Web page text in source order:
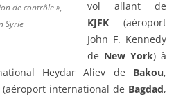
de contrôle »,
Syrie
vol allant de
KJFK (aéroport
John F. Kennedy
de New York) à
Heydar Aliev de Bakou,
(aéroport international de Bagdad,